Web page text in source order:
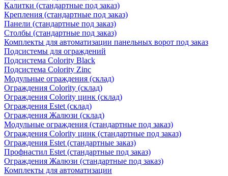
Калитки (стандартные под заказ)
Крепления (стандартные под заказ)
Панели (стандартные под заказ)
Столбы (стандартные под заказ)
Комплекты для автоматизации панельных ворот под заказ
Подсистемы для ограждений
Подсистема Colority Black
Подсистема Colority Zinc
Модульные ограждения (склад)
Ограждения Colority (склад)
Ограждения Colority цинк (склад)
Ограждения Estet (склад)
Ограждения Жалюзи (склад)
Модульные ограждения (стандартные под заказ)
Ограждения Colority цинк (стандартные под заказ)
Ограждения Estet (стандартные заказ)
Профнастил Estet (стандартные под заказ)
Ограждения Жалюзи (стандартные под заказ)
Комплекты для автоматизации